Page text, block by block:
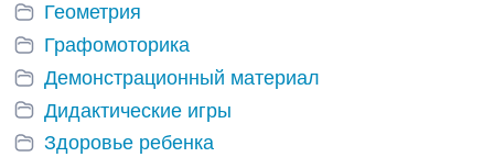
Геометрия
Графомоторика
Демонстрационный материал
Дидактические игры
Здоровье ребенка